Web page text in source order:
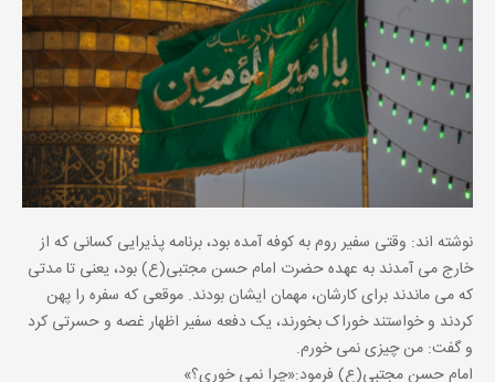
نوشته اند: وقتی سفیر روم به کوفه آمده بود، برنامه پذیرایی کسانی که از
خارج می آمدند به عهده حضرت امام حسن مجتبی(ع) بود، یعنی تا مدتی
که می ماندند برای کارشان، مهمان ایشان بودند. موقعی که سفره را پهن
کردند و خواستند خوراک بخورند، یک دفعه سفیر اظهار غصه و حسرتی کرد
و گفت: من چیزی نمی خورم.
امام حسن مجتبی(ع) فرمود:«چرا نمی خوری؟»